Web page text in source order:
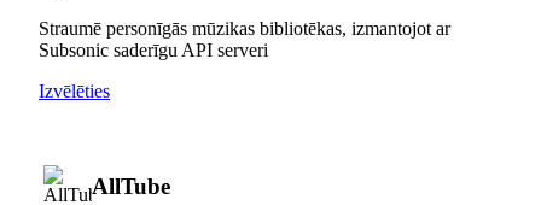
Straumē personīgās mūzikas bibliotēkas, izmantojot ar
Subsonic saderīgu API serveri
Izvēlēties
AllTube